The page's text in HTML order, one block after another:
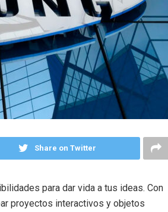
Share on Twitter
para dar vida a tus ideas. Con
proyectos interactivos y objetos